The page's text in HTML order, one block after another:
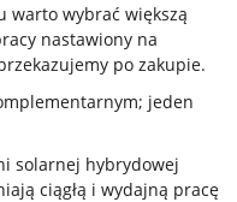
warto wybrać większą
nastawiony na
po zakupie.
jeden
solarnej hybrydowej
ciągłą i wydajną pracę